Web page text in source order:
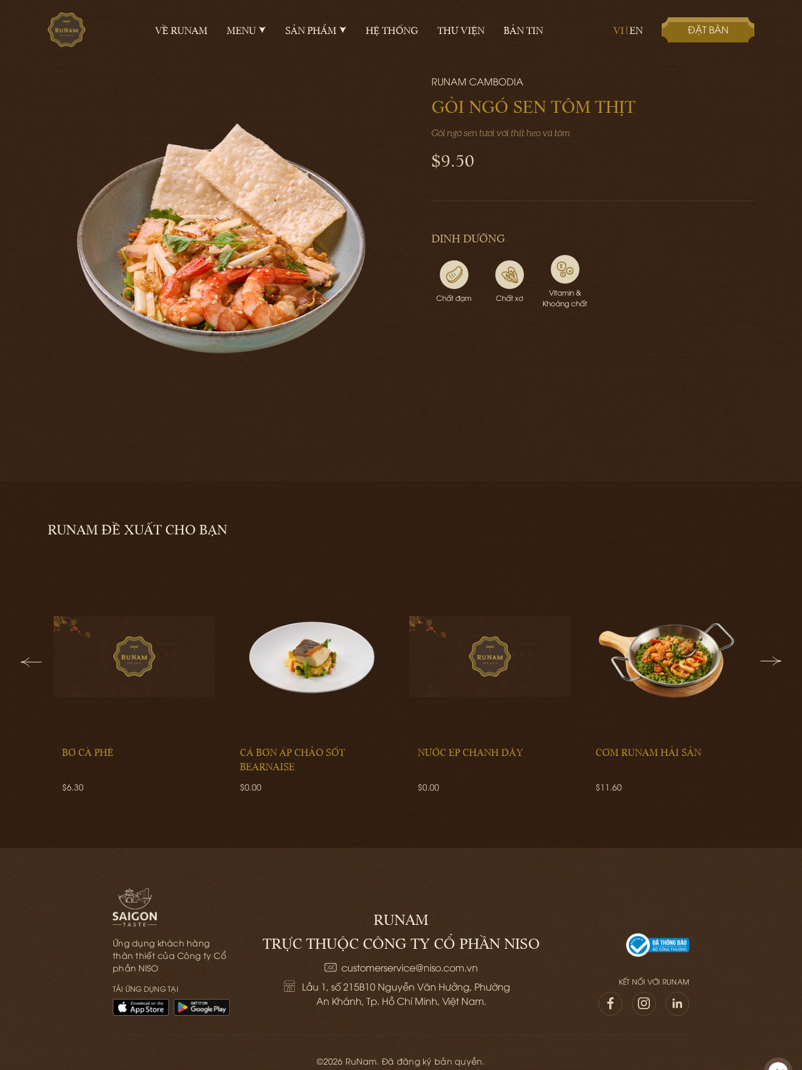
VỀ RUNAM MENU SẢN PHẨM HỆ THỐNG THƯ VIỆN BẢN TIN VI EN ĐẶT BÀN
RUNAM CAMBODIA
GỎI NGÓ SEN TÔM THỊT
Gỏi ngó sen tươi với thịt heo và tôm
$9.50
DINH DƯỠNG
Chất đạm Chất xơ
Vitamin &
Khoáng chất
RUNAM ĐỀ XUẤT CHO BẠN
BƠ CÀ PHÊ
$6.30
CÁ BƠN ÁP CHẢO SỐT
BEARNAISE
$0.00
NƯỚC ÉP CHANH DÂY
$0.00
CƠM RUNAM HẢI SẢN
$11.60
Ứng dụng khách hàng
thân thiết của Công ty Cổ
phần NISO
TẢI ỨNG DỤNG TẠI
RUNAM
TRỰC THUỘC CÔNG TY CỔ PHẦN NISO
customerservice@niso.com.vn
Lầu 1, số 215B10 Nguyễn Văn Hưởng, Phường
An Khánh, Tp. Hồ Chí Minh, Việt Nam.
KẾT NỐI VỚI RUNAM
©2026 RuNam. Đã đăng ký bản quyền.